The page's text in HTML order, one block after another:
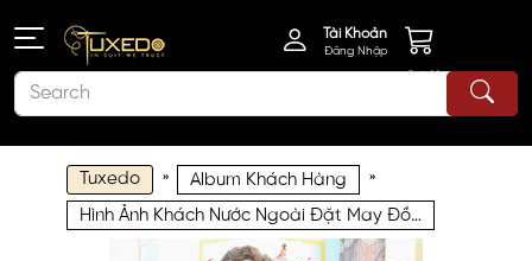
Tài Khoản
Đăng Nhập
Giỏ Hàng
Tuxedo » Album Khách Hàng »
Hình Ảnh Khách Nước Ngoài Đặt May Đồ Vest Nam Size Lớn tại Mon Amie KNN024.